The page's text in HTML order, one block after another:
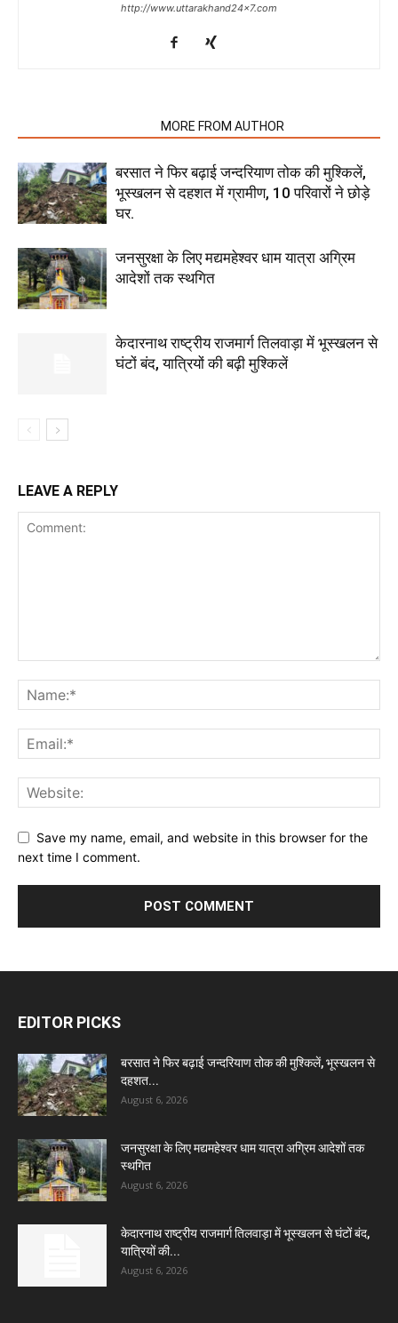
http://www.uttarakhand24x7.com
MORE FROM AUTHOR
बरसात ने फिर बढ़ाई जन्दरियाण तोक की मुश्किलें,
भूस्खलन से दहशत में ग्रामीण, 10 परिवारों ने छोड़े
घर.
जनसुरक्षा के लिए मद्यमहेश्वर धाम यात्रा अग्रिम
आदेशों तक स्थगित
केदारनाथ राष्ट्रीय राजमार्ग तिलवाड़ा में भूस्खलन से
घंटों बंद, यात्रियों की बढ़ी मुश्किलें
LEAVE A REPLY
Save my name, email, and website in this browser for the
next time I comment.
EDITOR PICKS
बरसात ने फिर बढ़ाई जन्दरियाण तोक की मुश्किलें, भूस्खलन से
दहशत...
August 6, 2026
जनसुरक्षा के लिए मद्यमहेश्वर धाम यात्रा अग्रिम आदेशों तक
स्थगित
August 6, 2026
केदारनाथ राष्ट्रीय राजमार्ग तिलवाड़ा में भूस्खलन से घंटों बंद,
यात्रियों की...
August 6, 2026